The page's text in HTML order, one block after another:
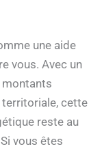
une aide
vous. Avec un
montants
territoriale, cette
reste au
vous êtes